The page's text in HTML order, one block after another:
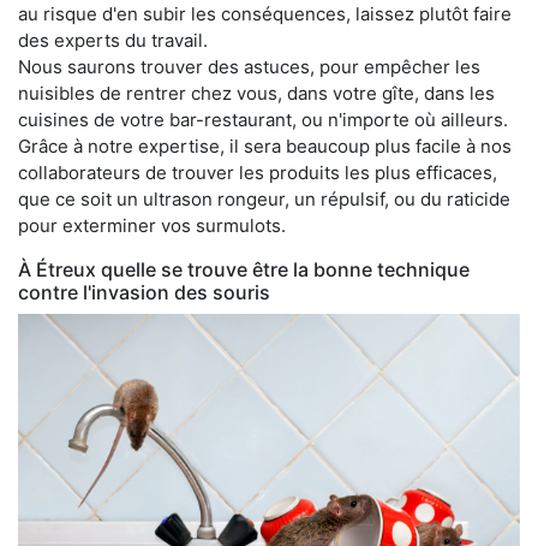
au risque d'en subir les conséquences, laissez plutôt faire
des experts du travail.
Nous saurons trouver des astuces, pour empêcher les
nuisibles de rentrer chez vous, dans votre gîte, dans les
cuisines de votre bar-restaurant, ou n'importe où ailleurs.
Grâce à notre expertise, il sera beaucoup plus facile à nos
collaborateurs de trouver les produits les plus efficaces,
que ce soit un ultrason rongeur, un répulsif, ou du raticide
pour exterminer vos surmulots.
À Étreux quelle se trouve être la bonne technique
contre l'invasion des souris